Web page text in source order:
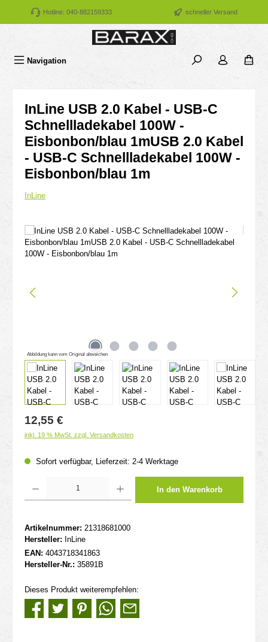
Zum Hauptinhalt springen
Hotline: 040-882159333 schneller Versand
Navigation
InLine USB 2.0 Kabel - USB-C
Schnellladekabel 100W -
Eisbonbon/blau 1mUSB 2.0 Kabel
- USB-C Schnellladekabel 100W -
Eisbonbon/blau 1m
InLine
Bildergalerie überspringen
Abbildung kann vom Original abweichen
Regulärer Preis:
12,55 €
inkl. 19 % MwSt. zzgl. Versandkosten
Sofort verfügbar, Lieferzeit: 2-4 Werktage
Produkt Anzahl: Gib den gewünschten Wert ein oder benutze die Schaltflächen um
In den Warenkorb
Artikelnummer: 21318681000
Hersteller: InLine
EAN: 4043718341863
Hersteller-Nr.: 35891B
Dieses Produkt weiterempfehlen: